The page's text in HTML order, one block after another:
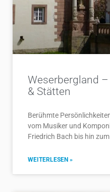
Weserbergland
& Stätten
Berühmte
vom Musiker und
Friedrich Bach bis hin
WEITERLESEN »